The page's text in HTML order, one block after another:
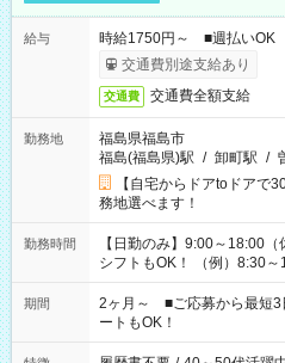
給与
時給1750円～ ■週払いOK
交通費別途支給あり
交通費 交通費全額支給
勤務地
福島県福島市
福島(福島県)駅 / 卸町駅 /
【自宅からドアtoドアで
務地選べます！
勤務時間
【日勤のみ】9:00～18:00（休憩60分） ■ご希
シフトもOK！ （例）
「家族とお休みを合わせた
など、あなたのご希望に沿っ
ーク希望の方へ 今ご覧のお
のお仕事の勤務時間。 合計
ません
期間
2ヶ月～ ■ご応募から最短
ートもOK！